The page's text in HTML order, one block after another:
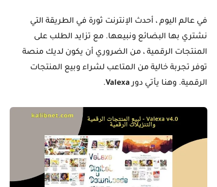
في عالم اليوم ، أحدث الإنترنت ثورة في الطريقة التي
نشتري بها البضائع ونبيعها. مع تزايد الطلب على
المنتجات الرقمية ، من الضروري أن يكون لديك منصة
توفر تجربة خالية من المتاعب لشراء وبيع المنتجات
الرقمية. وهنا يأتي دورValexa
.